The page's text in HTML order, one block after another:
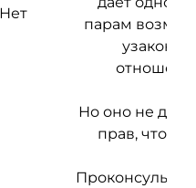
Нет
парам
Но оно не дает
прав, что и